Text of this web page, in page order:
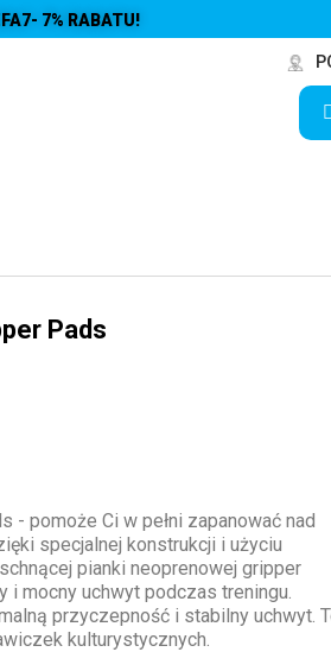
7% RABATU!
Pads
- pomoże Ci w pełni zapanować nad
specjalnej konstrukcji i użyciu
pianki neoprenowej gripper
i mocny uchwyt podczas treningu.
przyczepność i stabilny uchwyt.
kulturystycznych.